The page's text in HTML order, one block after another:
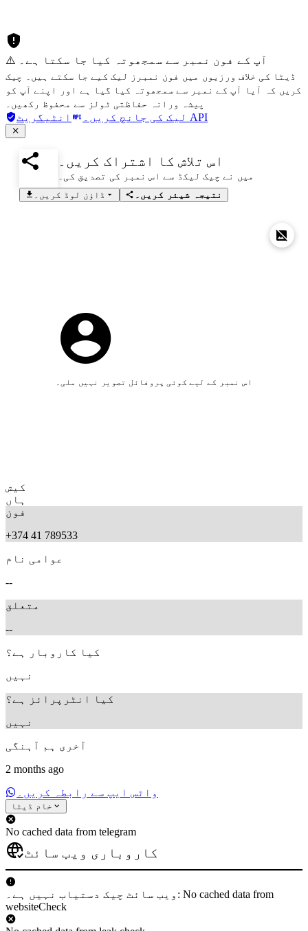
⚠️ آپ کے فون نمبر سے سمجھوتہ کیا جا سکتا ہے۔
ڈیٹا کی خلاف ورزیوں میں فون نمبرز لیک کیے جا سکتے ہیں۔ چیک
کریں کہ آیا آپ کے نمبر سے سمجھوتہ کیا گیا ہے اور اپنے آپ کو
پیشہ ورانہ حفاظتی ٹولز سے محفوظ رکھیں۔
لیک کی جانچ کریں۔ انٹیگریٹ API
اس تلاش کا اشتراک کریں۔
میں نے چیک لیکڈ سے اس نمبر کی تصدیق کی۔
ڈاؤن لوڈ کریں۔
نتیجہ شیئر کریں۔
اس نمبر کے لیے کوئی پروفائل تصویر نہیں ملی۔
کیش
ہاں
فون
+374 41 789533
عوامی نام
--
متعلق
--
کیا کاروبار ہے؟
نہیں
کیا انٹرپرائز ہے؟
نہیں
آخری ہم آہنگی
2 months ago
واٹس ایپ سے رابطہ کریں۔
خام ڈیٹا
No cached data from telegram
کاروباری ویب سائٹ
ویب سائٹ چیک دستیاب نہیں ہے۔: No cached data from
websiteCheck